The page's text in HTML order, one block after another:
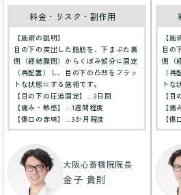
料金・リスク・副作用
【施術の説明】
目の下の突出した脂肪を、下まぶた裏
側（経結膜側）からくぼみ部分に固定
（再配置）し、目の下の凸凹をフラッ
トな状態にする施術です。
【目の下の圧迫固定】…3日間
【痛み・熱感】…1週間程度
【傷口の赤味】…3か月程度
大阪心斎橋院院長
金子 貴則
【施
目の
側（
（
トな
【
【
【